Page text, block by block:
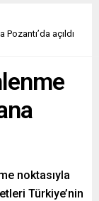
açıldı
noktasıyla
Türkiye’nin